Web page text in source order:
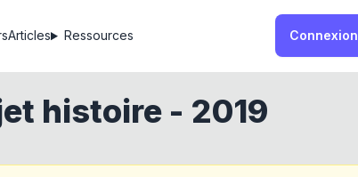
Articles Ressources Connexion
histoire- 2019